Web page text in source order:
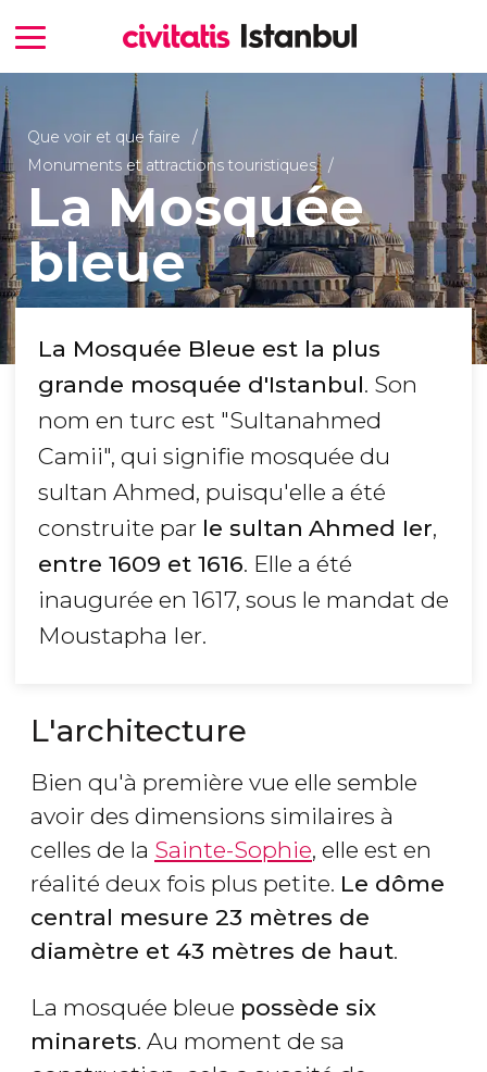
Que voir et que faire
Monuments et attractions touristiques
La Mosquée
bleue
La Mosquée Bleue est la plus
grande mosquée d'Istanbul. Son
nom en turc est "Sultanahmed
Camii", qui signifie mosquée du
sultan Ahmed, puisqu'elle a été
construite par le sultan Ahmed Ier,
entre 1609 et 1616. Elle a été
inaugurée en 1617, sous le mandat de
Moustapha Ier.
L'architecture
Bien qu'à première vue elle semble
avoir des dimensions similaires à
celles de la Sainte-Sophie, elle est en
réalité deux fois plus petite. Le dôme
central mesure 23 mètres de
diamètre et 43 mètres de haut.
La mosquée bleue possède six
minarets. Au moment de sa